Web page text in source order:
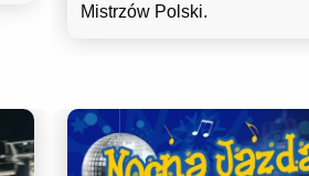
Mistrzów Polski.